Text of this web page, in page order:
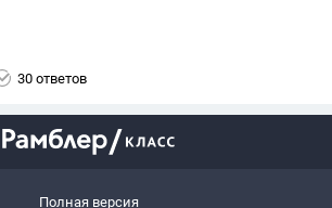
30 ответов
Полная версия